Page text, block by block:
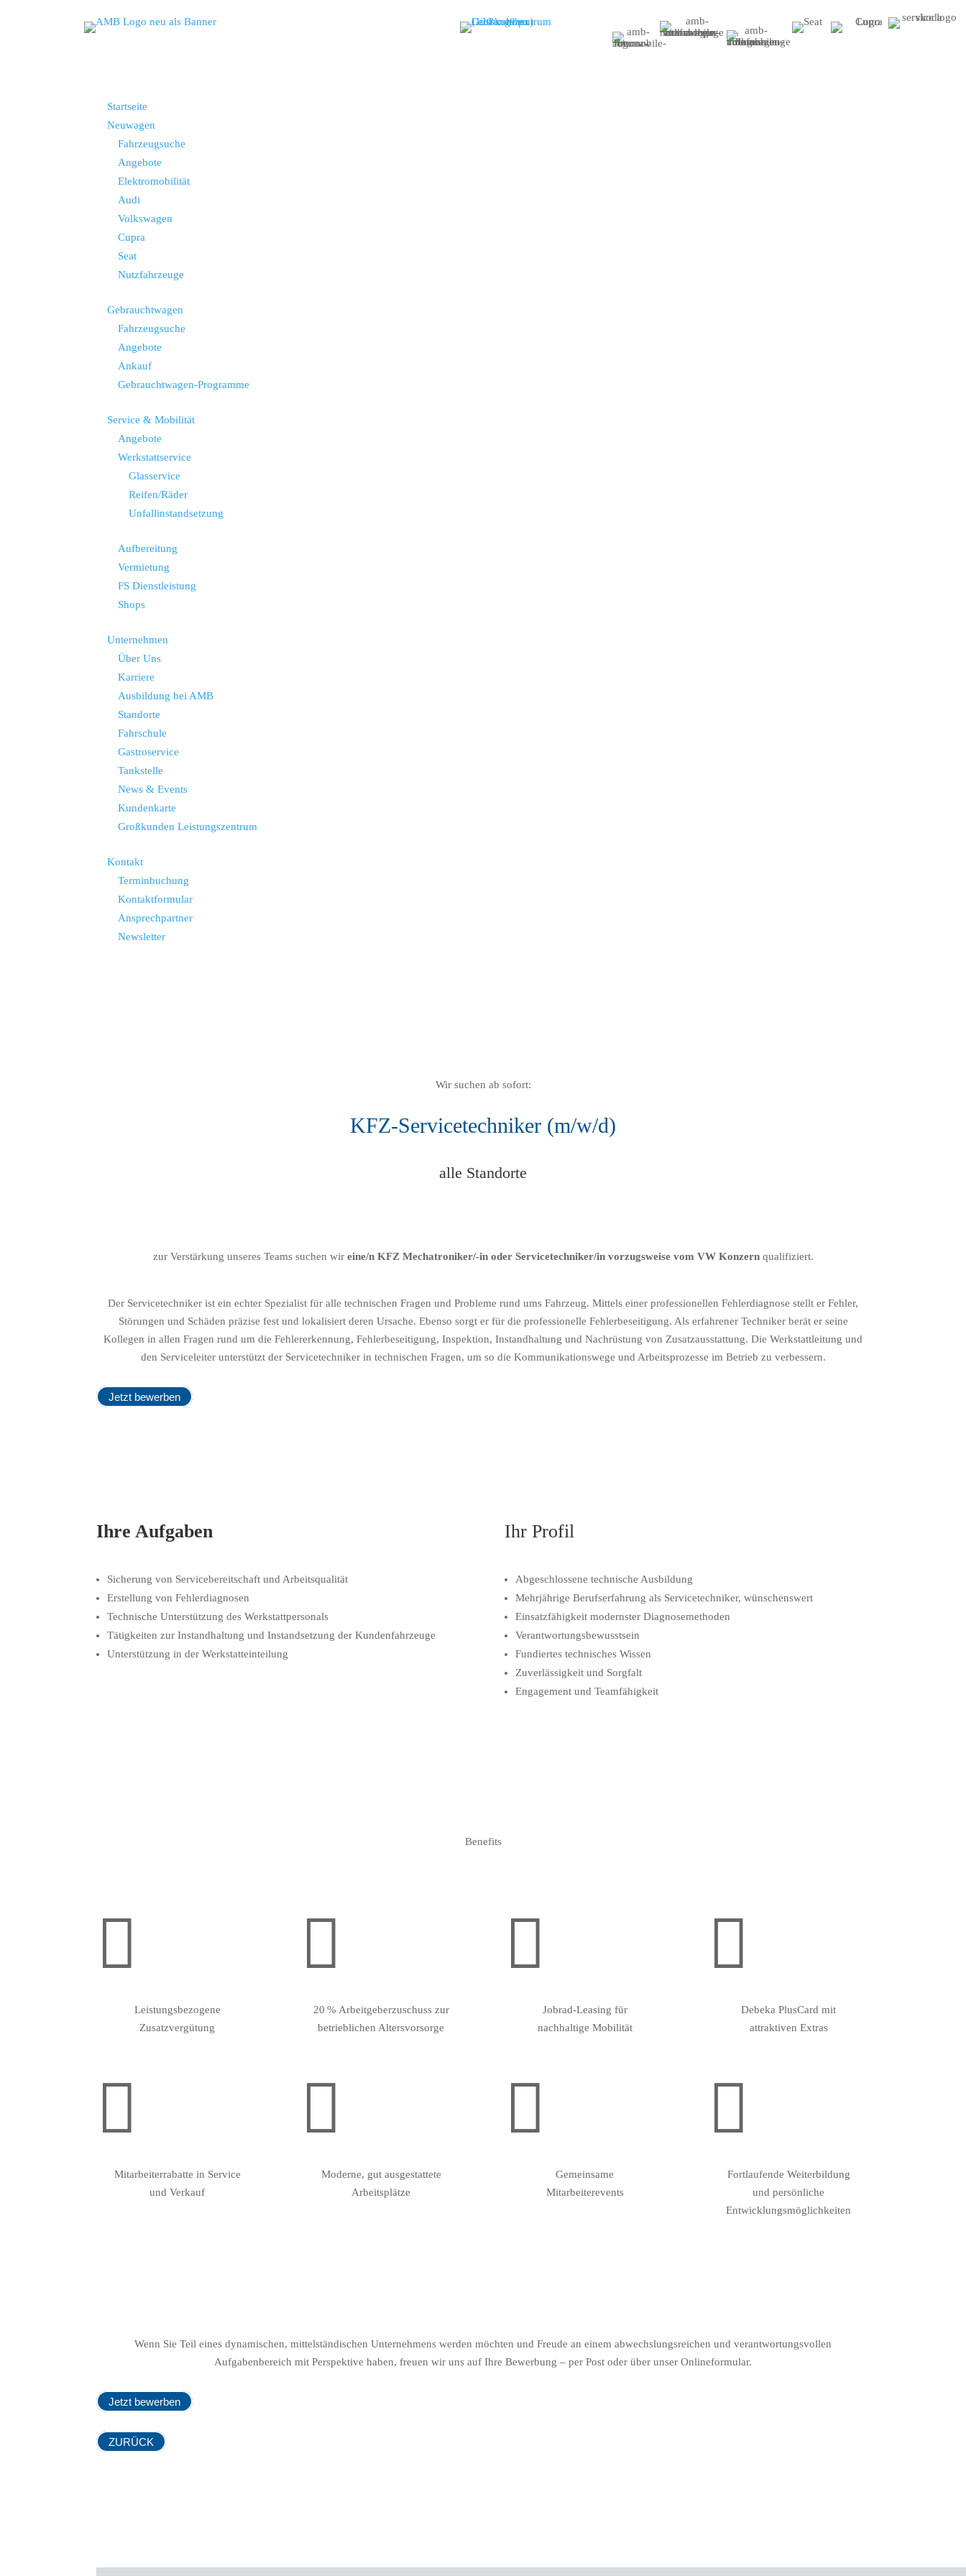
Startseite
Neuwagen
Fahrzeugsuche
Angebote
Elektromobilität
Audi
Volkswagen
Cupra
Seat
Nutzfahrzeuge
Gebrauchtwagen
Fahrzeugsuche
Angebote
Ankauf
Gebrauchtwagen-Programme
Service & Mobilität
Angebote
Werkstattservice
Glasservice
Reifen/Räder
Unfallinstandsetzung
Aufbereitung
Vermietung
FS Dienstleistung
Shops
Unternehmen
Über Uns
Karriere
Ausbildung bei AMB
Standorte
Fahrschule
Gastroservice
Tankstelle
News & Events
Kundenkarte
Großkunden Leistungszentrum
Kontakt
Terminbuchung
Kontaktformular
Ansprechpartner
Newsletter
Wir suchen ab sofort:
KFZ-Servicetechniker (m/w/d)
alle Standorte
zur Verstärkung unseres Teams suchen wir eine/n KFZ Mechatroniker/-in oder Servicetechniker/in vorzugsweise vom VW Konzernqualifiziert.
Der Servicetechniker ist ein echter Spezialist für alle technischen Fragen und Probleme rund ums Fahrzeug. Mittels einer professionellen Fehler­diagnose stellt er Fehler,
Störungen und Schäden präzise fest und lokalisiert deren Ursache. Ebenso sorgt er für die professionelle Fehler­beseitigung. Als erfahrener Techniker berät er seine
Kollegen in allen Fragen rund um die Fehler­erkennung, Fehlerbeseitigung, In­spektion, Instandhaltung und Nach­rüstung von Zusatzausstattung. Die Werkstatt­leitung und
den Serviceleiter unterstützt der Servicetechniker in technischen Fragen, um so die Kommunikationswege und Arbeitsprozesse im Betrieb zu verbes­sern.
Jetzt bewerben
Ihre Aufgaben
Sicherung von Servicebereitschaft und Arbeitsqualität
Erstellung von Fehlerdiagnosen
Technische Unterstützung des Werkstattpersonals
Tätigkeiten zur Instandhaltung und Instandsetzung der Kundenfahrzeuge
Unterstützung in der Werkstatteinteilung
Ihr Profil
Abgeschlossene technische Ausbildung
Mehrjährige Berufserfahrung als Servicetechniker, wünschenswert
Einsatzfähigkeit modernster Diagnosemethoden
Verantwortungsbewusstsein
Fundiertes technisches Wissen
Zuverlässigkeit und Sorgfalt
Engagement und Teamfähigkeit
Benefits

Leistungsbezogene
Zusatzvergütung

20 % Arbeitgeberzuschuss zur
betrieblichen Altersvorsorge

Jobrad-Leasing für
nachhaltige Mobilität

Debeka PlusCard mit
attraktiven Extras

Mitarbeiterrabatte in Service
und Verkauf

Moderne, gut ausgestattete
Arbeitsplätze

Gemeinsame
Mitarbeiterevents

Fortlaufende Weiterbildung
und persönliche
Entwicklungsmöglichkeiten
Wenn Sie Teil eines dynamischen, mittelständischen Unternehmens werden möchten und Freude an einem abwechslungsreichen und verantwortungsvollen
Aufgabenbereich mit Perspektive haben, freuen wir uns auf Ihre Bewerbung – per Post oder über unser Onlineformular.
Jetzt bewerben
ZURÜCK